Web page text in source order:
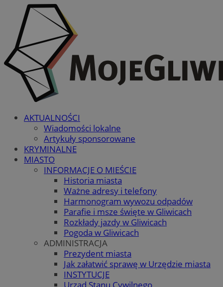
AKTUALNOŚCI
Wiadomości lokalne
Artykuły sponsorowane
KRYMINALNE
MIASTO
INFORMACJE O MIEŚCIE
Historia miasta
Ważne adresy i telefony
Harmonogram wywozu odpadów
Parafie i msze święte w Gliwicach
Rozkłady jazdy w Gliwicach
Pogoda w Gliwicach
ADMINISTRACJA
Prezydent miasta
Jak załatwić sprawę w Urzędzie miasta
INSTYTUCJE